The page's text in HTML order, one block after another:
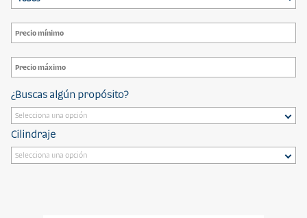
¿Buscas algún propósito?
Cilindraje